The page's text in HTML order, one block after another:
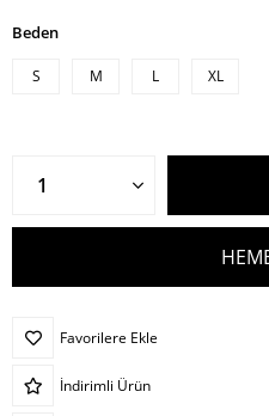
Beden
S M L XL
Favorilere Ekle
İndirimli Ürün